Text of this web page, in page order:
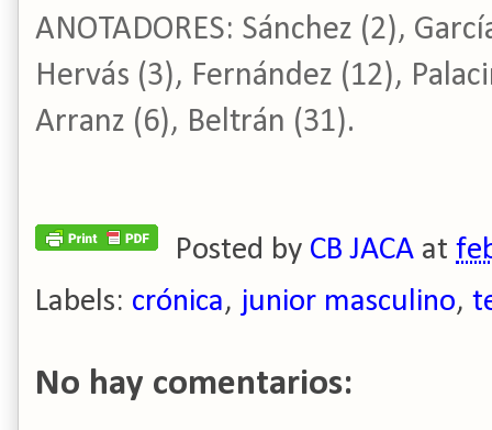
ANOTADORES: Sánchez (2),
Hervás (3), Fernández (12),
Arranz (6), Beltrán (31).
Posted by CB JACA at
Labels: crónica, junior masculino,
No hay comentarios: